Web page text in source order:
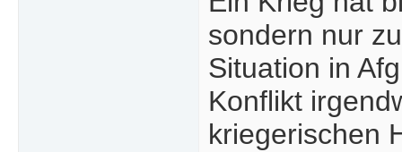
sondern nur
Situation in
Konflikt
kriegerischen